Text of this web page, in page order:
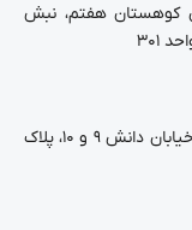
کوهستان هفتم، نبش
بعد از جاجرود، شهرک صنعتی سیاهسنگ، بین خیابان دانش ۹ و ۱۰، پلاک